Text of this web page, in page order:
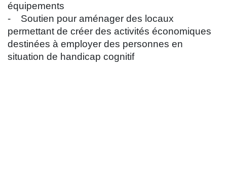
équipements
- Soutien pour aménager des locaux
permettant de créer des activités économiques
destinées à employer des personnes en
situation de handicap cognitif